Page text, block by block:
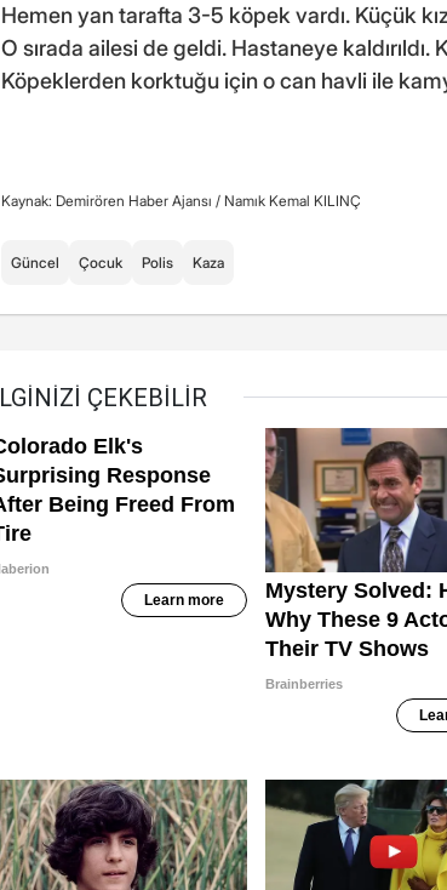
Hemen yan tarafta 3-5 köpek vardı. Küçük
O sırada ailesi de geldi. Hastaneye kaldırıldı.
Köpeklerden korktuğu için o can havli ile
Kaynak: Demirören Haber Ajansı / Namık Kemal KILINÇ
Güncel Çocuk Polis Kaza